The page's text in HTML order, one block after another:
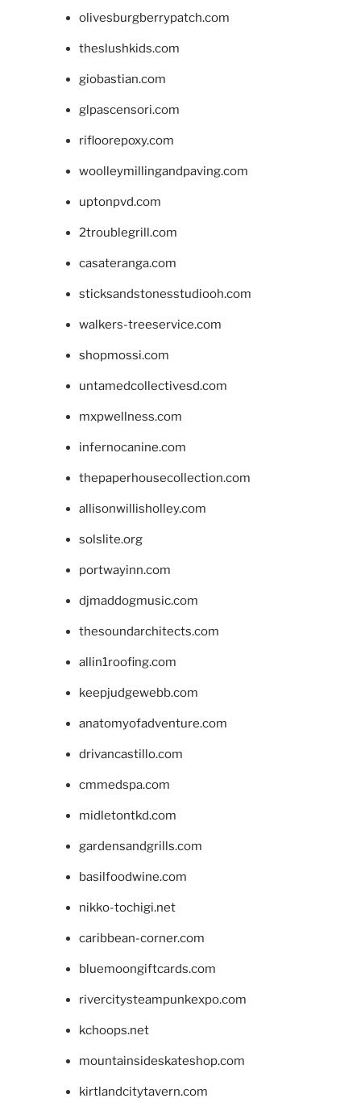
olivesburgberrypatch.com
theslushkids.com
giobastian.com
glpascensori.com
rifloorepoxy.com
woolleymillingandpaving.com
uptonpvd.com
2troublegrill.com
casateranga.com
sticksandstonesstudiooh.com
walkers-treeservice.com
shopmossi.com
untamedcollectivesd.com
mxpwellness.com
infernocanine.com
thepaperhousecollection.com
allisonwillisholley.com
solslite.org
portwayinn.com
djmaddogmusic.com
thesoundarchitects.com
allin1roofing.com
keepjudgewebb.com
anatomyofadventure.com
drivancastillo.com
cmmedspa.com
midletontkd.com
gardensandgrills.com
basilfoodwine.com
nikko-tochigi.net
caribbean-corner.com
bluemoongiftcards.com
rivercitysteampunkexpo.com
kchoops.net
mountainsideskateshop.com
kirtlandcitytavern.com